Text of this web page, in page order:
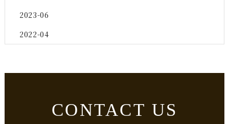
2023-06
2022-04
CONTACT US